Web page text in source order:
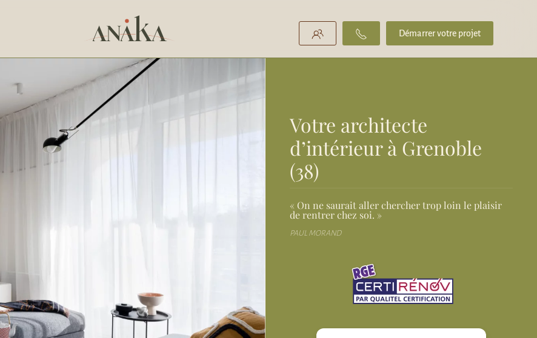
Démarrer votre projet
Votre architecte
d’intérieur à Grenoble
(38)
« On ne saurait aller chercher trop loin le plaisir
de rentrer chez soi. »
PAUL MORAND